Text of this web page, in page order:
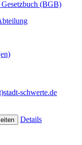
(BGB)
schwerte.de
Details